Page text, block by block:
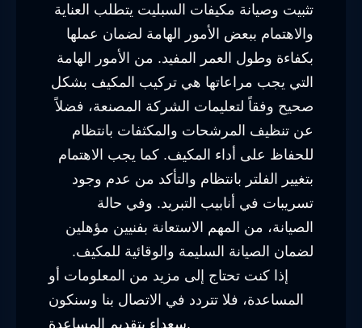
تثبيت وصيانة مكيفات السبليت يتطلب العناية
والاهتمام ببعض الأمور الهامة لضمان عملها
بكفاءة وطول العمر المفيد. من الأمور الهامة
التي يجب مراعاتها هي تركيب المكيف بشكل
صحيح وفقاً لتعليمات الشركة المصنعة، فضلاً
عن تنظيف المرشحات والمكثفات بانتظام
للحفاظ على أداء المكيف. كما يجب الاهتمام
بتغيير الفلتر بانتظام والتأكد من عدم وجود
تسريبات في أنابيب التبريد. وفي حالة
الصيانة، من المهم الاستعانة بفنيين مؤهلين
لضمان الصيانة السليمة والوقائية للمكيف.
إذا كنت تحتاج إلى مزيد من المعلومات أو
المساعدة، فلا تتردد في الاتصال بنا وسنكون
سعداء بتقديم المساعدة.